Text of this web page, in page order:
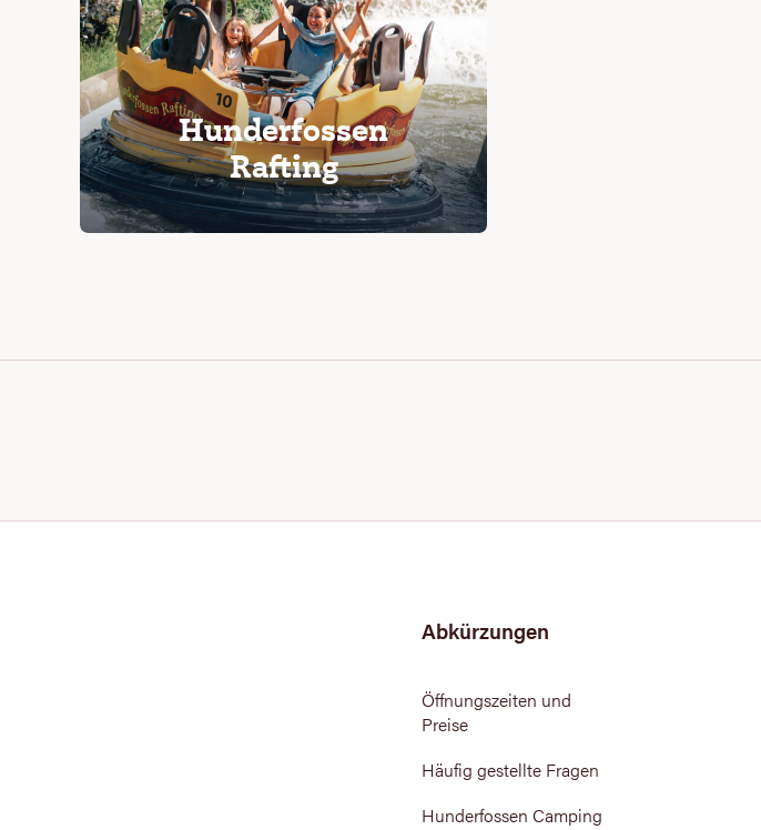
Hunderfossen
Rafting
Abkürzungen
Öffnungszeiten und
Preise
Häufig gestellte Fragen
Hunderfossen Camping